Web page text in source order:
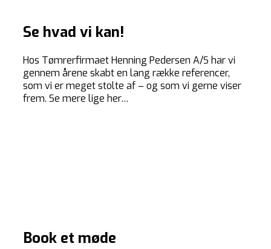
Se hvad vi kan!
Hos Tømrerfirmaet Henning Pedersen A/S har vi
gennem årene skabt en lang række referencer,
som vi er meget stolte af – og som vi gerne viser
frem. Se mere lige her…
Book et møde